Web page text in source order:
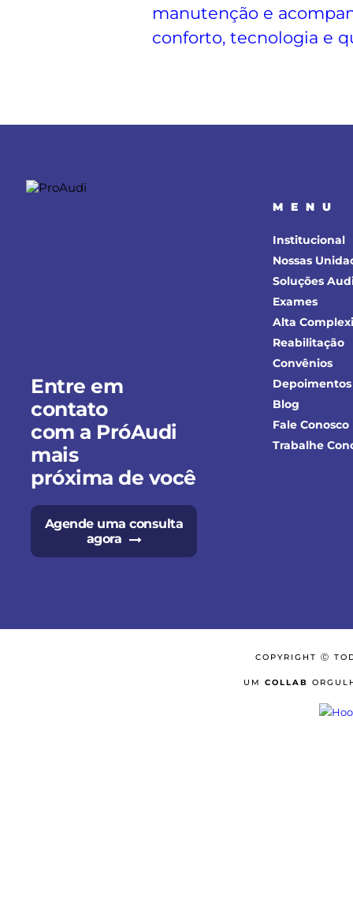
manutenção e
conforto, tecnologia e
Entre em
contato
com a PróAudi
mais
próxima de você
Agende uma consulta
agora
MENU
Institucional
Nossas
Soluções
Exames
Alta
Reabilitação
Convênios
Depoimentos
Blog
Fale Conosco
Trabalhe
COPYRIGHT Ⓒ
UM COLLAB